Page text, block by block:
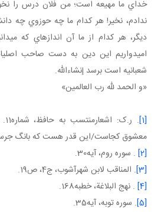
خداي ما مهيعه است؛ من فلان درس را
ندادم، نخير! هر کدام ما چه حوزوي چه
ديگر، هر کدام از ما آن اندازه اي که مي
اميدواريم اين دين به دست صاحب اصلي
شعبانيه است برسد إن شاءالله.
«و الحمد لله رب العالمين»
[1]
.
معشوق کجاست/این قدر هست که بانگ
[2]
. سوره روم، آيه30.
[3]
. المناقب لابن شهرآشوب، ج4، ص19.
[4]
. نهج البلاغة، خطبه168.
[5] . سوره توبه، آيه35.